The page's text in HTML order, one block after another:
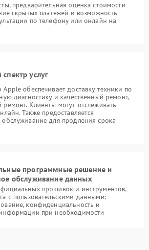
предварительная оценка стоимости
скрытых платежей и возможность
по телефону или онлайн на
услуг
обеспечивает доставку техники по
диагностику и качественный ремонт,
Клиенты могут отслеживать
Также предоставляется
обслуживание для продления срока
программные решение и
обслуживание данных
прошивок и инструментов,
с пользовательскими данными:
конфиденциальность и
при необходимости